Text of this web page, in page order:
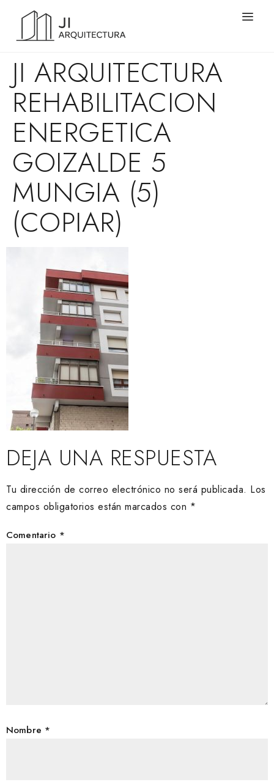
JI ARQUITECTURA
REHABILITACION
ENERGETICA
GOIZALDE 5
MUNGIA (5)
(COPIAR)
DEJA UNA RESPUESTA
Tu dirección de correo electrónico no será publicada. Los
campos obligatorios están marcados con *
Comentario *
Nombre *